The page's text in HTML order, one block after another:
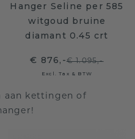
Hanger Seline per 585
witgoud bruine
diamant 0.45 crt
€ 876,-€ 1.095,-
Excl. Tax & BTW
aan kettingen of